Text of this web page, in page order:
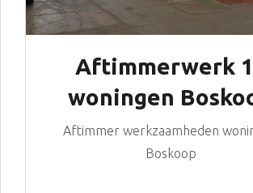
Aftimmerwerk
woningen
Aftimmer werkzaamheden
Boskoop